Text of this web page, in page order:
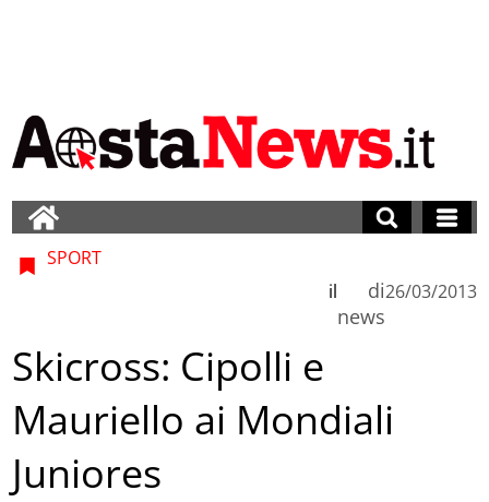
SPORT
di
news
il 26/03/2013
Skicross: Cipolli e
Mauriello ai Mondiali
Juniores